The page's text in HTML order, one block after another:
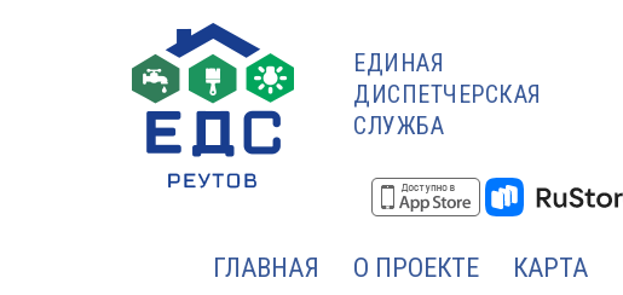
ЕДИНАЯ
ДИСПЕТЧЕРСКАЯ
СЛУЖБА
ГЛАВНАЯ О ПРОЕКТЕ КАРТА